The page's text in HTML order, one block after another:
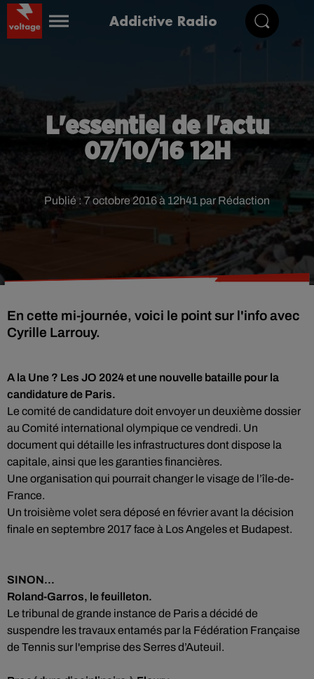
Addictive Radio
L'essentiel de l'actu
07/10/16 12H
Publié : 7 octobre 2016 à 12h41 par Rédaction
En cette mi-journée, voici le point sur l'info avec
Cyrille Larrouy.
A la Une ? Les JO 2024 et une nouvelle bataille pour la
candidature de Paris.
Le comité de candidature doit envoyer un deuxième dossier
au Comité international olympique ce vendredi. Un
document qui détaille les infrastructures dont dispose la
capitale, ainsi que les garanties financières.
Une organisation qui pourrait changer le visage de l’île-de-
France.
Un troisième volet sera déposé en février avant la décision
finale en septembre 2017 face à Los Angeles et Budapest.
SINON...
Roland-Garros, le feuilleton.
Le tribunal de grande instance de Paris a décidé de
suspendre les travaux entamés par la Fédération Française
de Tennis sur l'emprise des Serres d’Auteuil.